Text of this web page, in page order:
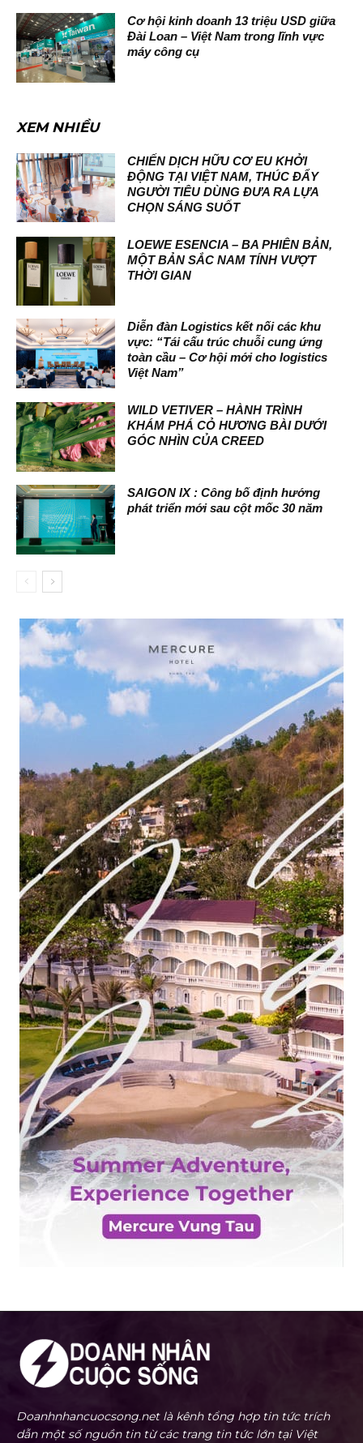
Cơ hội kinh doanh 13 triệu USD giữa
Đài Loan – Việt Nam trong lĩnh vực
máy công cụ
XEM NHIỀU
CHIẾN DỊCH HỮU CƠ EU KHỞI
ĐỘNG TẠI VIỆT NAM, THÚC ĐẨY
NGƯỜI TIÊU DÙNG ĐƯA RA LỰA
CHỌN SÁNG SUỐT
LOEWE ESENCIA – BA PHIÊN BẢN,
MỘT BẢN SẮC NAM TÍNH VƯỢT
THỜI GIAN
Diễn đàn Logistics kết nối các khu
vực: “Tái cấu trúc chuỗi cung ứng
toàn cầu – Cơ hội mới cho logistics
Việt Nam”
WILD VETIVER – HÀNH TRÌNH
KHÁM PHÁ CỎ HƯƠNG BÀI DƯỚI
GÓC NHÌN CỦA CREED
SAIGON IX : Công bố định hướng
phát triển mới sau cột mốc 30 năm
Doanhnhancuocsong.net là kênh tổng hợp tin tức trích
dẫn một số nguồn tin từ các trang tin tức lớn tại Việt